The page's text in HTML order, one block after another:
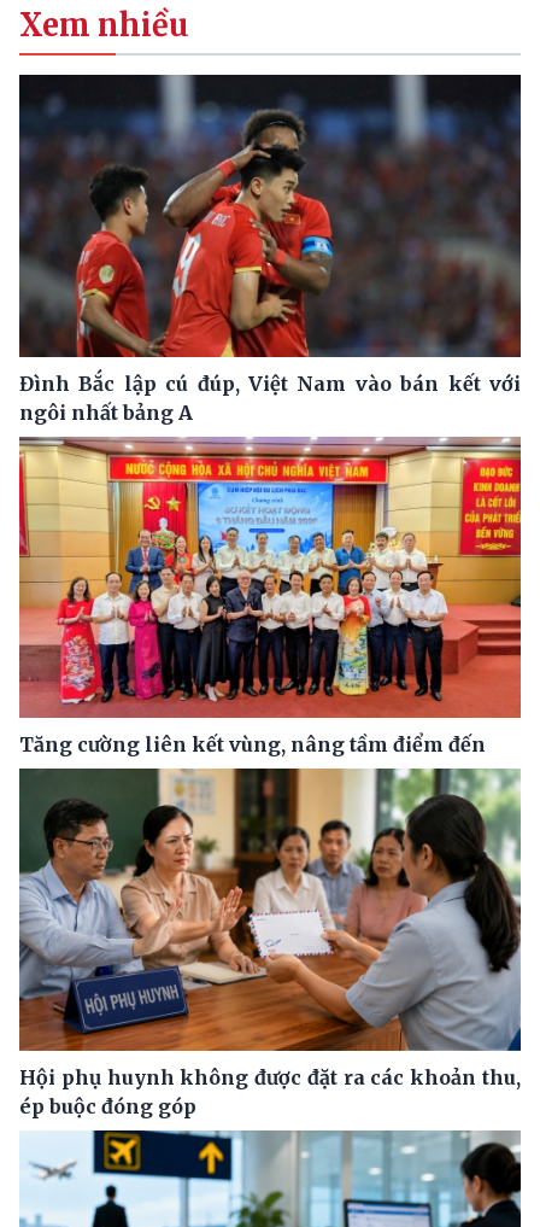
Xem nhiều
Đình Bắc lập cú đúp, Việt Nam vào bán kết với
ngôi nhất bảng A
Tăng cường liên kết vùng, nâng tầm điểm đến
Hội phụ huynh không được đặt ra các khoản thu,
ép buộc đóng góp